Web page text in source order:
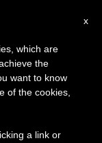
2014
x
which are
the
want to know
of the cookies,
a link or